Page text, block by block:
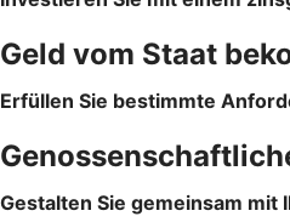
Geld vom Staat
Erfüllen Sie bestimmte
Gestalten Sie gemeinsam